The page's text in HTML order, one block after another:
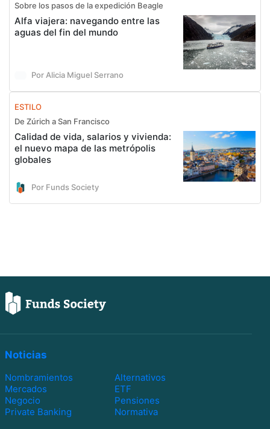
Sobre los pasos de la expedición Beagle
Alfa viajera: navegando entre las
aguas del fin del mundo
Por Alicia Miguel Serrano
ESTILO
De Zúrich a San Francisco
Calidad de vida, salarios y vivienda:
el nuevo mapa de las metrópolis
globales
Por Funds Society
Noticias
Nombramientos
Alternativos
Mercados
ETF
Negocio
Pensiones
Private Banking
Normativa